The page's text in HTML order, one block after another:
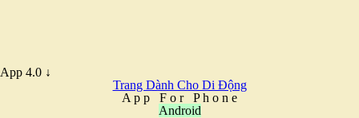
App 4.0 ↓
Trang Dành Cho Di Động
A p p F o r P h o n e
Android